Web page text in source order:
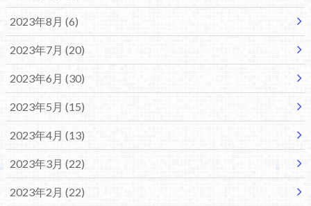
2023年8月 (6)
2023年7月 (20)
2023年6月 (30)
2023年5月 (15)
2023年4月 (13)
2023年3月 (22)
2023年2月 (22)